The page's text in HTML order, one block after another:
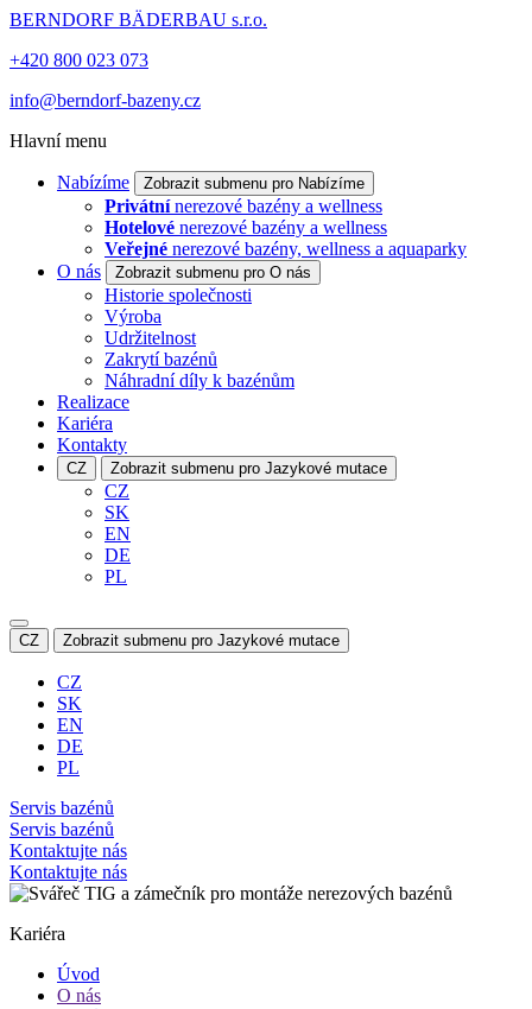
BERNDORF BÄDERBAU s.r.o.
+420 800 023 073
info@berndorf-bazeny.cz
Hlavní menu
Nabízíme Zobrazit submenu pro Nabízíme
Privátnínerezové bazény a wellness
Hotelové nerezové bazény a wellness
Veřejné nerezové bazény, wellness a aquaparky
O nás
Zobrazit submenu pro O nás
Historie společnosti
Výroba
Udržitelnost
Zakrytí bazénů
Náhradní díly k bazénům
Realizace
Kariéra
Kontakty
CZ Zobrazit submenu pro Jazykové mutace
CZ
SK
EN
DE
PL
CZ Zobrazit submenu pro Jazykové mutace
CZ
SK
EN
DE
PL
Servis bazénů
Servis bazénů
Kontaktujte nás
Kontaktujte nás
Kariéra
Úvod
O nás